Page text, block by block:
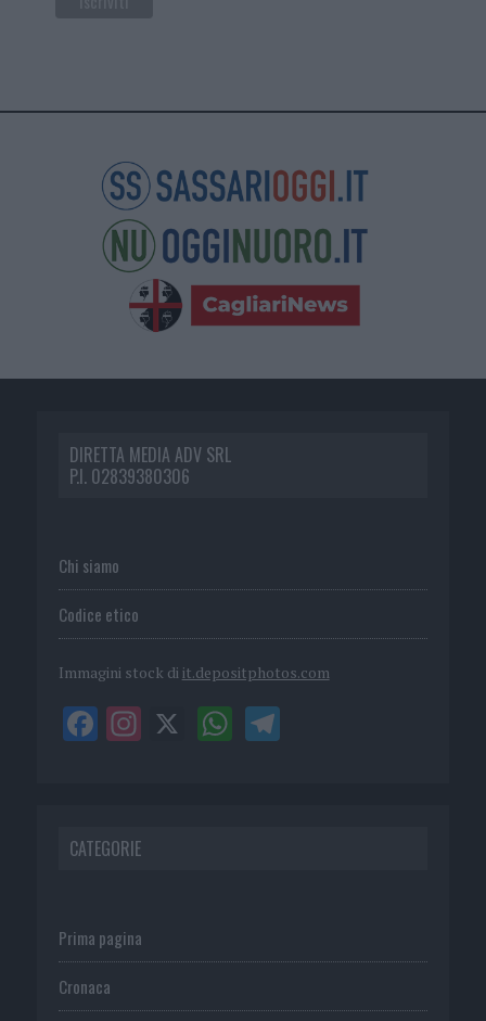
DIRETTA MEDIA ADV SRL
P.I. 02839380306
Chi siamo
Codice etico
Immagini stock di it.depositphotos.com
CATEGORIE
Prima pagina
Cronaca